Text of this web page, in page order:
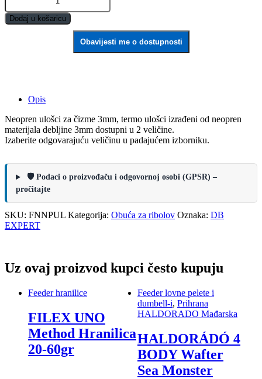
za
čizme
Dodaj u košaricu
Obavijesti me o dostupnosti
Opis
Neopren ulošci za čizme 3mm, termo ulošci izrađeni od neopren
materijala debljine 3mm dostupni u 2 veličine.
Izaberite odgovarajuću veličinu u padajućem izborniku.
🛡️ Podaci o proizvođaču i odgovornoj osobi (GPSR) –
pročitajte
SKU: FNNPUL Kategorija: Obuća za ribolov Oznaka: DB
EXPERT
Uz ovaj proizvod kupci često kupuju
Feeder hranilice
FILEX UNO
Method Hranilica
20-60gr
Feeder lovne pelete i
dumbell-i, Prihrana
HALDORADO Mađarska
HALDORÁDÓ 4
BODY Wafter
Sea Monster